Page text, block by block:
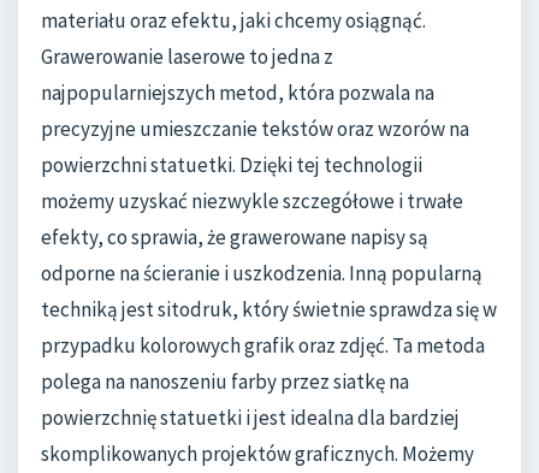
materiału oraz efektu, jaki chcemy osiągnąć.
Grawerowanie laserowe to jedna z
najpopularniejszych metod, która pozwala na
precyzyjne umieszczanie tekstów oraz wzorów na
powierzchni statuetki. Dzięki tej technologii
możemy uzyskać niezwykle szczegółowe i trwałe
efekty, co sprawia, że grawerowane napisy są
odporne na ścieranie i uszkodzenia. Inną popularną
techniką jest sitodruk, który świetnie sprawdza się w
przypadku kolorowych grafik oraz zdjęć. Ta metoda
polega na nanoszeniu farby przez siatkę na
powierzchnię statuetki i jest idealna dla bardziej
skomplikowanych projektów graficznych. Możemy